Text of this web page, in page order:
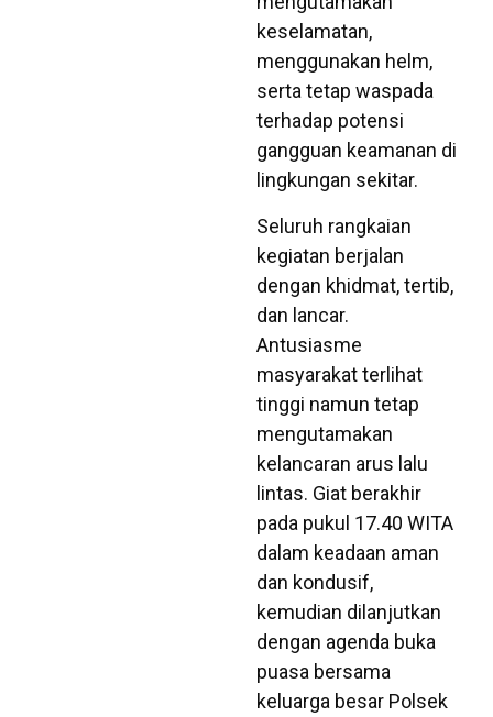
keselamatan,
menggunakan helm,
serta tetap waspada
terhadap potensi
gangguan keamanan di
lingkungan sekitar.
Seluruh rangkaian
kegiatan berjalan
dengan khidmat, tertib,
dan lancar.
Antusiasme
masyarakat terlihat
tinggi namun tetap
mengutamakan
kelancaran arus lalu
lintas. Giat berakhir
pada pukul 17.40 WITA
dalam keadaan aman
dan kondusif,
kemudian dilanjutkan
dengan agenda buka
puasa bersama
keluarga besar Polsek